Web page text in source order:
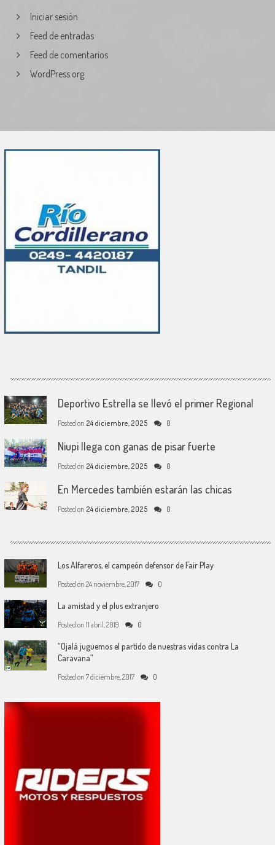
Iniciar sesión
Feed de entradas
Feed de comentarios
WordPress.org
Deportivo Estrella se llevó el primer Regional
Posted on 24 diciembre, 2025 0
Niupi llega con ganas de pisar fuerte
Posted on 24 diciembre, 2025 0
En Mercedes también estarán las chicas
Posted on 24 diciembre, 2025 0
Los Alfareros, el campeón defensor de Fair Play
Posted on 24 noviembre, 2017 0
La amistad y el plus extranjero
Posted on 11 abril, 2019 0
“Ojalá juguemos el partido de nuestras vidas contra La
Caravana”
Posted on 7 diciembre, 2017 0